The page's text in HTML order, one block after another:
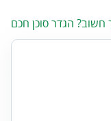
חשוב? הגדר סוכן חכם